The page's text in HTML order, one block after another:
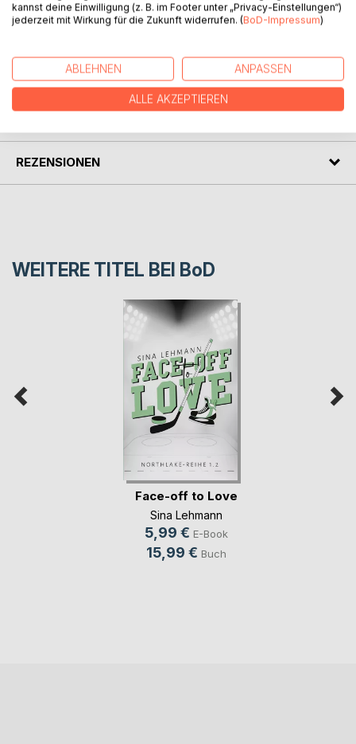
Ein Buch mit Märchen, Literaten, Liedern, Weisheiten und
AUTOR/IN
REZENSIONEN
WEITERE TITEL BEI BoD
Face-off to Love
Sina Lehmann
5,99 € E-Book
15,99 € Buch
kannst deine Einwilligung (z. B. im Footer unter „Privacy-Einstellungen“)
jederzeit mit Wirkung für die Zukunft widerrufen. (BoD-Impressum)
ABLEHNEN ANPASSEN
ALLE AKZEPTIEREN